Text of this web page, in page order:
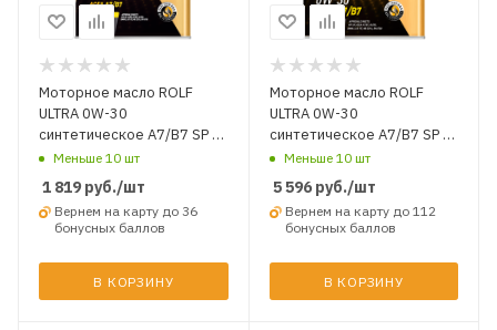
Моторное масло ROLF
ULTRA 0W-30
синтетическое A7/B7 SP 1
л. Меньше 10 шт
1 819 руб./шт
Вернем на карту до 36
бонусных баллов
В КОРЗИНУ
Моторное масло ROLF
ULTRA 0W-30
синтетическое A7/B7 SP 4
л. Меньше 10 шт
5 596руб./шт
Вернем на карту до 112
бонусных баллов
В КОРЗИНУ